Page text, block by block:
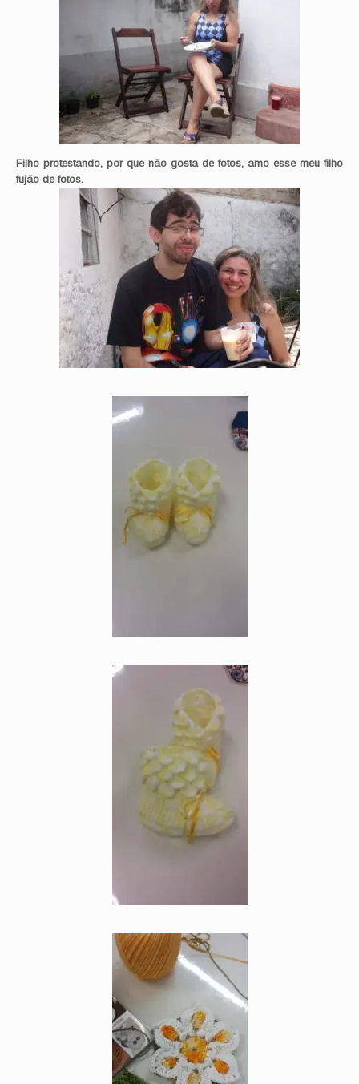
Filho protestando, por que não gosta de fotos, amo esse meu filho
fujão de fotos.